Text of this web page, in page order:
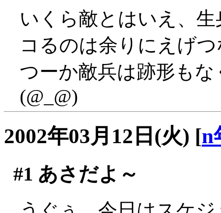
いくら敵とはいえ、
コるのは余りにえげ
つーか敵兵は跡形も
(@_@)
2002年03月12日(火) [n
#1 あさだよ～